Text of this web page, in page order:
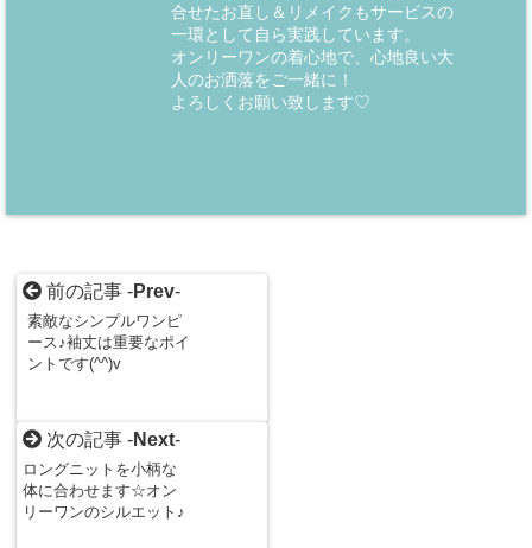
合せたお直し＆リメイクもサービスの
一環として自ら実践しています。
オンリーワンの着心地で、心地良い大
人のお洒落をご一緒に！
よろしくお願い致します♡
前の記事 -Prev-
素敵なシンプルワンピ
ース♪袖丈は重要なポイ
ントです(^^)v
次の記事 -Next-
ロングニットを小柄な
体に合わせます☆オン
リーワンのシルエット♪